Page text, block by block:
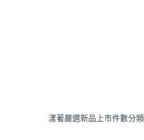
漾著嚴選新品上市件數分類